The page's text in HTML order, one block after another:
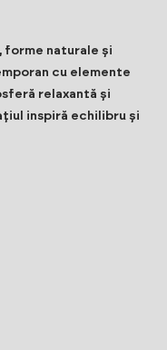
forme naturale și
cu elemente
relaxantă și
inspiră echilibru și